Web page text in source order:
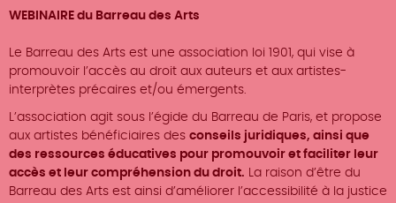
WEBINAIRE du Barreau des Arts
Le Barreau des Arts est une association loi 1901, qui vise à
promouvoir l’accès au droit aux auteurs et aux artistes-
interprètes précaires et/ou émergents.
L’association agit sous l’égide du Barreau de Paris, et propose
aux artistes bénéficiaires des conseils juridiques, ainsi que
des ressources éducatives pour promouvoir et faciliter leur
accès et leur compréhension du droit. La raison d’être du
Barreau des Arts est ainsi d’améliorer l’accessibilité à la justice